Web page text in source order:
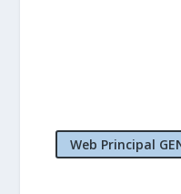
Web Principal